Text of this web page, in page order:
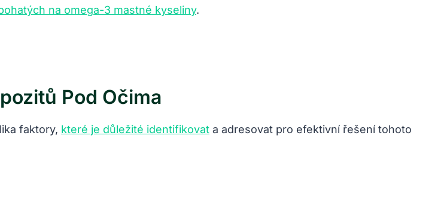
na omega-3 mastné kyseliny.
Pod Očima
faktory, které je důležité identifikovat a adresovat pro efektivní řešení tohoto